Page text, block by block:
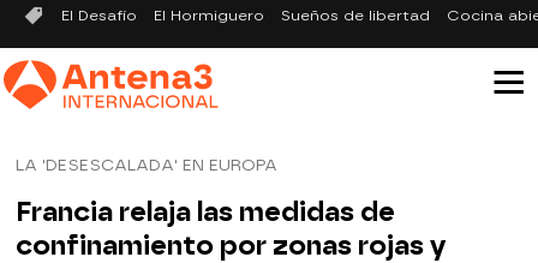
El Desafío El Hormiguero Sueños de libertad Cocina
LA 'DESESCALADA' EN EUROPA
Francia relaja las medidas de
confinamiento por zonas rojas y